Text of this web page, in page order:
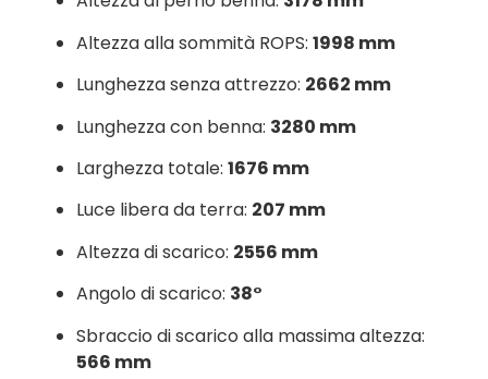
Altezza alla sommità ROPS: 1998 mm
Lunghezza senza attrezzo: 2662 mm
Lunghezza con benna: 3280 mm
Larghezza totale: 1676 mm
Luce libera da terra: 207 mm
Altezza di scarico: 2556 mm
Angolo di scarico: 38°
Sbraccio di scarico alla massima altezza:
566 mm